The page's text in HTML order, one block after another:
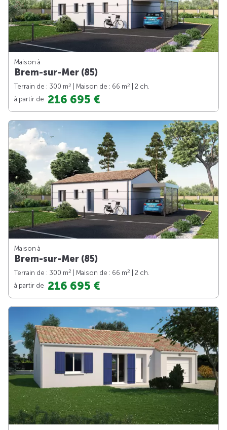
Maison à
Brem-sur-Mer (85)
Terrain de : 300 m2 | Maison de : 66 m2
| 2 ch.
à partir de 216 695 €
Maison à
Brem-sur-Mer (85)
Terrain de : 300 m2 | Maison de : 66 m2
| 2 ch.
à partir de 216 695 €